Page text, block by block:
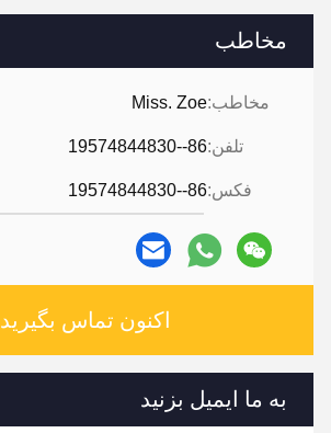
مخاطب
مخاطب:Miss. Zoe
تلفن:86--19574844830
فکس:86--19574844830
اکنون تماس بگیرید
به ما ایمیل بزنید